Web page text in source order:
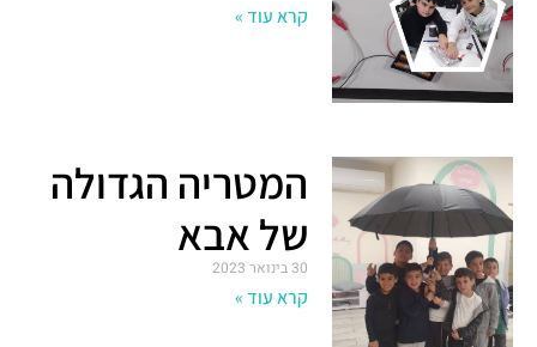
קרא עוד »
המטריה הגדולה
של אבא
30 בינואר 2023
קרא עוד »